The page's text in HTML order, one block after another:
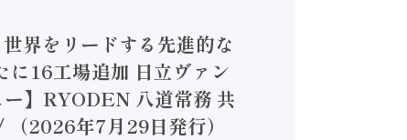
界をリードする先進的な
16工場追加 日立ヴァン
】RYODEN 八道常務 共
2026年7月29日発行）